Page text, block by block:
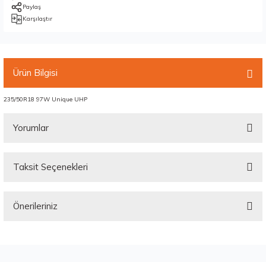
Paylaş
Karşılaştır
Ürün Bilgisi
235/50R18 97W Unique UHP
Yorumlar
Taksit Seçenekleri
Önerileriniz